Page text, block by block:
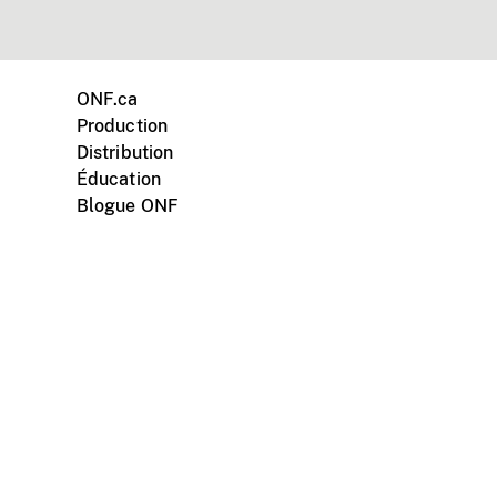
ONF.ca
Production
Distribution
Éducation
Blogue ONF